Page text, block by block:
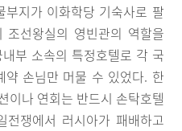
지가 이화학당 기숙사로 팔
선왕실의 영빈관의 역할을
부 소속의 특정호텔로 각 국
손님만 머물 수 있었다. 한
이나 연회는 반드시 손탁호텔
쟁에서 러시아가 패배하고